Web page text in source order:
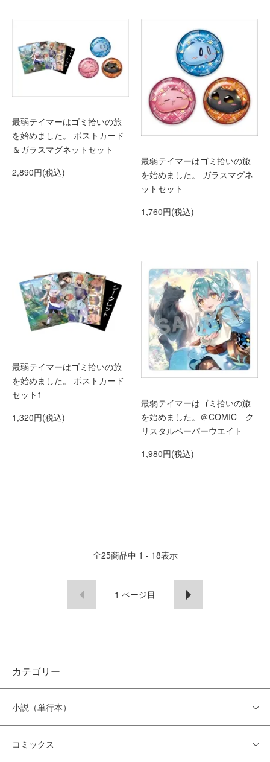
最弱テイマーはゴミ拾いの旅
を始めました。 ポストカード
＆ガラスマグネットセット
2,890円(税込)
最弱テイマーはゴミ拾いの旅
を始めました。 ガラスマグネ
ットセット
1,760円(税込)
最弱テイマーはゴミ拾いの旅
を始めました。 ポストカード
セット1
1,320円(税込)
最弱テイマーはゴミ拾いの旅
を始めました。＠COMIC ク
リスタルペーパーウエイト
1,980円(税込)
全25商品中 1 - 18表示
1 ページ目
カテゴリー
小説（単行本）
コミックス